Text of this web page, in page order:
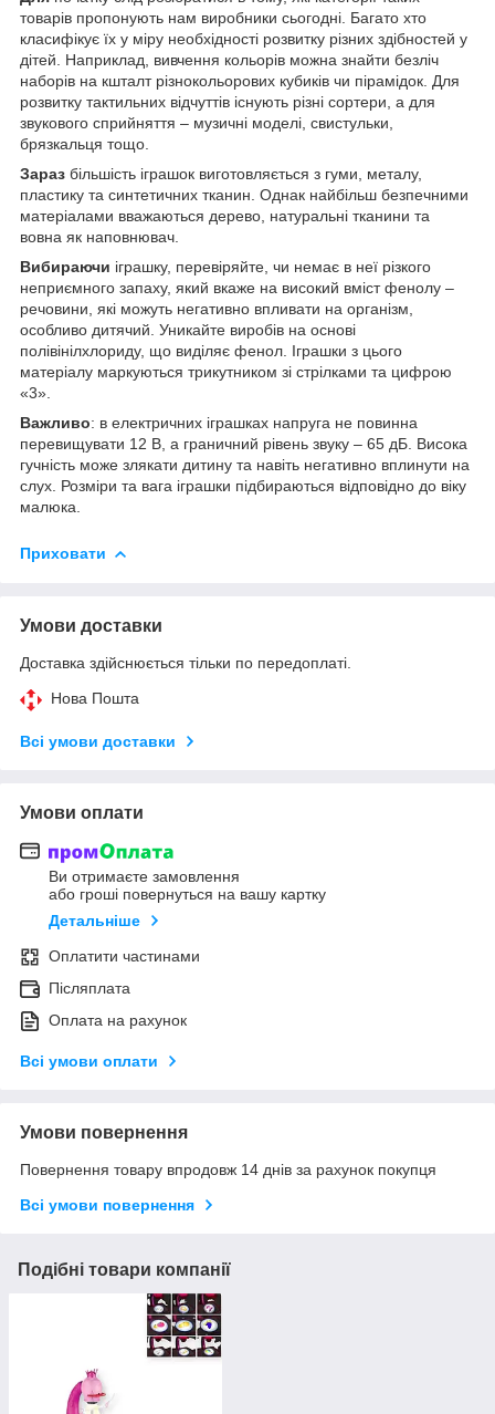
товарів пропонують нам виробники сьогодні. Багато хто
класифікує їх у міру необхідності розвитку різних здібностей у
дітей. Наприклад, вивчення кольорів можна знайти безліч
наборів на кшталт різнокольорових кубиків чи пірамідок. Для
розвитку тактильних відчуттів існують різні сортери, а для
звукового сприйняття – музичні моделі, свистульки,
брязкальця тощо.
Зараз більшість іграшок виготовляється з гуми, металу,
пластику та синтетичних тканин. Однак найбільш безпечними
матеріалами вважаються дерево, натуральні тканини та
вовна як наповнювач.
Вибираючи іграшку, перевіряйте, чи немає в неї різкого
неприємного запаху, який вкаже на високий вміст фенолу –
речовини, які можуть негативно впливати на організм,
особливо дитячий. Уникайте виробів на основі
полівінілхлориду, що виділяє фенол. Іграшки з цього
матеріалу маркуються трикутником зі стрілками та цифрою
«3».
Важливо: в електричних іграшках напруга не повинна
перевищувати 12 В, а граничний рівень звуку – 65 дБ. Висока
гучність може злякати дитину та навіть негативно вплинути на
слух. Розміри та вага іграшки підбираються відповідно до віку
малюка.
Приховати
Умови доставки
Доставка здійснюється тільки по передоплаті.
Нова Пошта
Всі умови доставки
Умови оплати
Ви отримаєте замовлення
або гроші повернуться на вашу картку
Детальніше
Оплатити частинами
Післяплата
Оплата на рахунок
Всі умови оплати
Умови повернення
Повернення товару впродовж 14 днів за рахунок покупця
Всі умови повернення
Подібні товари компанії